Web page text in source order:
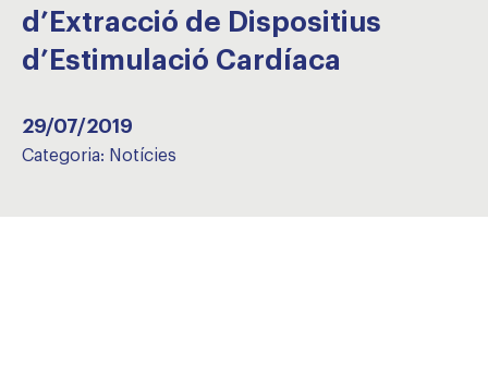
d’Extracció de Dispositius
d’Estimulació Cardíaca
29/07/2019
Categoria: Notícies